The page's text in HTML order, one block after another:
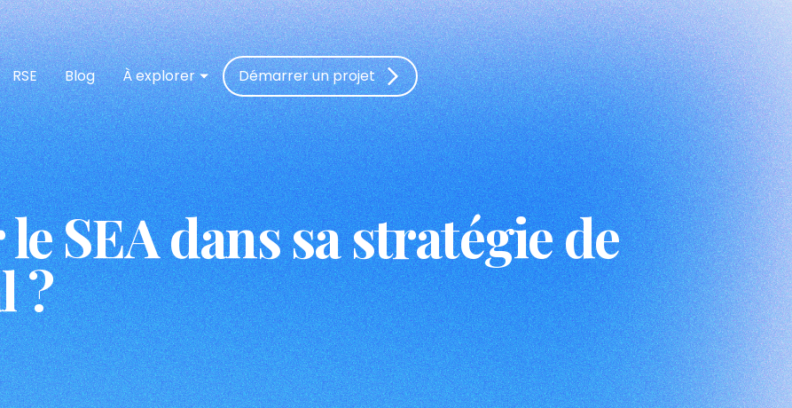
RSE Blog À explorer Démarrer un projet
SEA dans sa stratégie de
?